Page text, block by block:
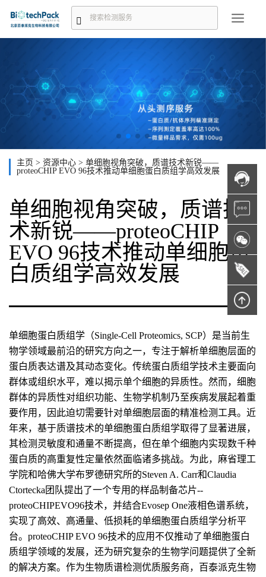
主页 > 资源中心 > 单细胞视角突破，质谱技术新锐——
proteoCHIP EVO 96技术推动单细胞蛋白质组学高效发展
单细胞视角突破，质谱技
术新锐——proteoCHIP
EVO 96技术推动单细胞蛋
白质组学高效发展
单细胞蛋白质组学（Single-Cell Proteomics, SCP）是当前生
物学领域最前沿的研究方向之一，专注于解析单细胞层面的
蛋白质表达谱及其动态变化。传统蛋白质组学技术主要面向
群体或组织水平，难以揭示单个细胞的异质性。然而，细胞
群体的异质性对组织功能、生物学机制乃至疾病发展起着重
要作用，因此迫切需要针对单细胞层面的精准检测工具。近
年来，基于质谱技术的单细胞蛋白质组学取得了显著进展，
其检测灵敏度和通量不断提高，但在单个细胞内实现数千种
蛋白质的高重复性定量依然面临诸多挑战。为此，麻省理工
学院和哈佛大学布罗德研究所的Steven A. Carr和Claudia
Ctortecka团队提出了一个专用的样品制备芯片--
proteoCHIPEVO96技术，并结合Evosep One液相色谱系统，
实现了高效、高通量、低损耗的单细胞蛋白质组学分析平
台。proteoCHIP EVO 96技术的应用不仅推动了单细胞蛋白
质组学领域的发展，还为研究复杂的生物学问题提供了全新
的解决方案。作为生物质谱检测优质服务商，百泰派克生物